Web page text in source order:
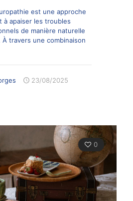
est une approche
à apaiser les troubles
de manière naturelle
travers une combinaison
23/08/2025
0